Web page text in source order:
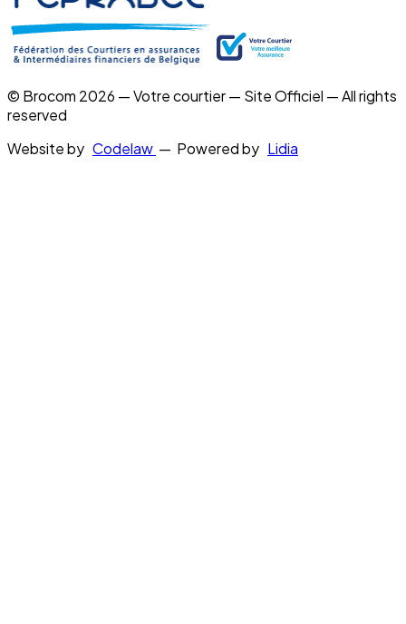
© Brocom 2026 — Votre courtier — Site Officiel — All rights
reserved
Website by Codelaw — Powered by Lidia